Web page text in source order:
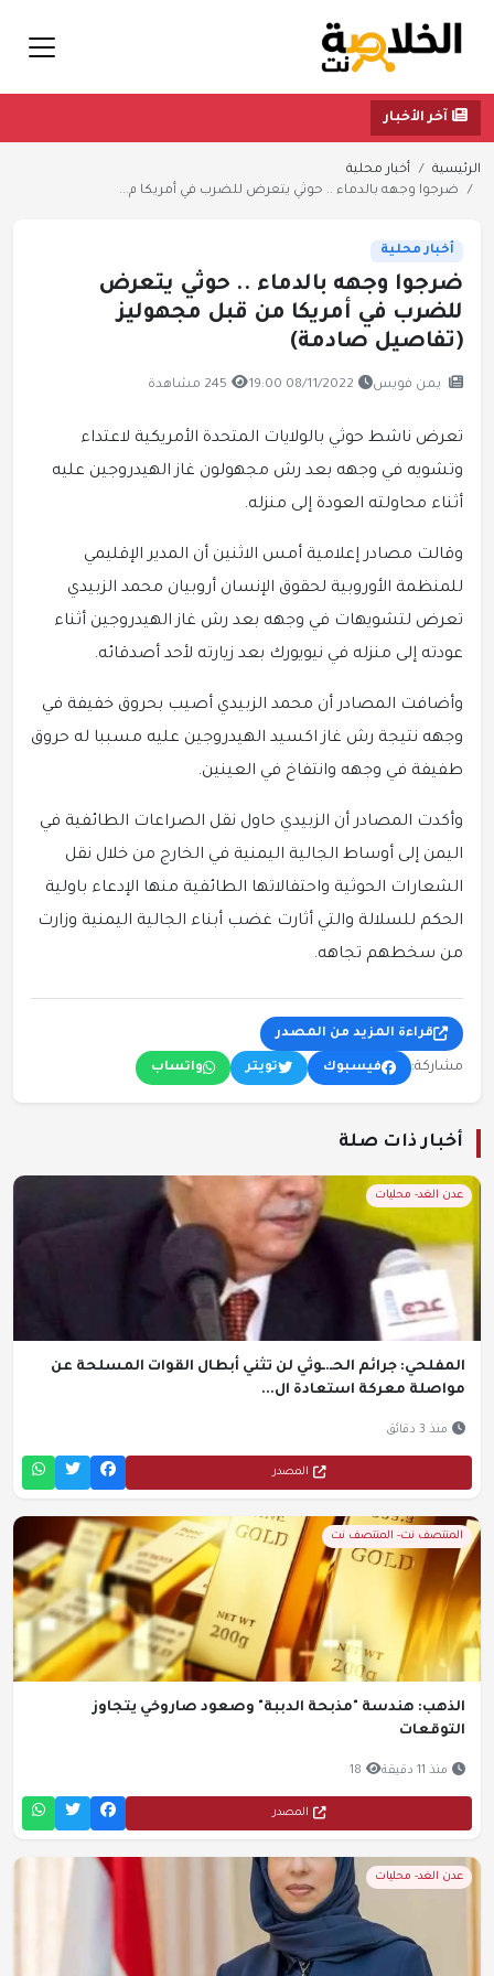
آخر الأخبار
الرئيسية
أخبار محلية
ضرجوا وجهه بالدماء .. حوثي يتعرض للضرب في أمريكا م...
أخبار محلية
ضرجوا وجهه بالدماء .. حوثي يتعرض
للضرب في أمريكا من قبل مجهوليز
(تفاصيل صادمة)
يمن فويس 08/11/2022 19:00 245 مشاهدة
تعرض ناشط حوثي بالولايات المتحدة الأمريكية لاعتداء
وتشويه في وجهه بعد رش مجهولون غاز الهيدروجين عليه
أثناء محاولته العودة إلى منزله.
وقالت مصادر إعلامية أمس الاثنين أن المدير الإقليمي
للمنظمة الأوروبية لحقوق الإنسان أروبيان محمد الزبيدي
تعرض لتشويهات في وجهه بعد رش غاز الهيدروجين أثناء
عودته إلى منزله في نيويورك بعد زيارته لأحد أصدقائه.
وأضافت المصادر أن محمد الزبيدي أصيب بحروق خفيفة في
وجهه نتيجة رش غاز اكسيد الهيدروجين عليه مسببا له حروق
طفيفة في وجهه وانتفاخ في العينين.
وأكدت المصادر أن الزبيدي حاول نقل الصراعات الطائفية في
اليمن إلى أوساط الجالية اليمنية في الخارج من خلال نقل
الشعارات الحوثية واحتفالاتها الطائفية منها الإدعاء باولية
الحكم للسلالة والتي أثارت غضب أبناء الجالية اليمنية وزارت
من سخطهم تجاهه.
قراءة المزيد من المصدر
مشاركة: فيسبوك تويتر واتساب
أخبار ذات صلة
عدن الغد- محليات
المفلحي: جرائم الحـ.ـوثي لن تثني أبطال القوات المسلحة عن
مواصلة معركة استعادة ال...
منذ 3 دقائق
المصدر
المنتصف نت- المنتصف نت
الذهب: هندسة "مذبحة الدببة" وصعود صاروخي يتجاوز
التوقعات
منذ 11 دقيقة 18
المصدر
عدن الغد- محليات